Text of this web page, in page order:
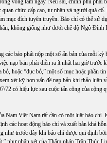
vòng tám ngày. Nếu sai, chính phủ phải
chức cấp cao, tư nhân và người quá
mục đích tuyên truyền. Báo chí có thể sử
không giống như dưới chế độ Ngô Đình
các báo phải nộp một số ấn bản của mỗi kỳ
nạp bản phải diễn ra ít nhất hai giờ trước
bỏ, hoặc “đục bỏ,” một số mục hoặc phần
xét kỹ hơn vấn đề nạp bản khi thảo luận
72 có hiệu lực sau cuộc tấn công của cộng
Nam Việt Nam rất cần có một luật báo chí.
các hoạt động báo chí và xuất bản khá
như trước đây khi báo chí được qui định
như nhận xét của Thẩm phán Trần Thúc